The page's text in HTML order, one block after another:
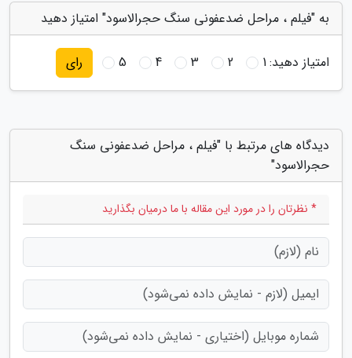
به "فیلم ، مراحل ضدعفونی سنگ حجرالاسود" امتیاز دهید
امتیاز دهید:1
2
3
4
5 رای
دیدگاه های مرتبط با "فیلم ، مراحل ضدعفونی سنگ
حجرالاسود"
* نظرتان را در مورد این مقاله با ما درمیان بگذارید